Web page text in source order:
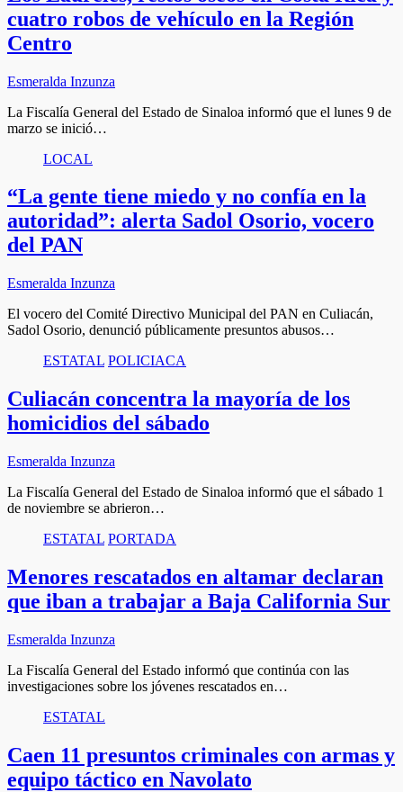
cuatro robos de vehículo en la Región
Centro
Esmeralda Inzunza
La Fiscalía General del Estado de Sinaloa informó que el lunes 9 de
marzo se inició…
LOCAL
“La gente tiene miedo y no confía en la
autoridad”: alerta Sadol Osorio, vocero
del PAN
Esmeralda Inzunza
El vocero del Comité Directivo Municipal del PAN en Culiacán,
Sadol Osorio, denunció públicamente presuntos abusos…
ESTATAL POLICIACA
Culiacán concentra la mayoría de los
homicidios del sábado
Esmeralda Inzunza
La Fiscalía General del Estado de Sinaloa informó que el sábado 1
de noviembre se abrieron…
ESTATAL PORTADA
Menores rescatados en altamar declaran
que iban a trabajar a Baja California Sur
Esmeralda Inzunza
La Fiscalía General del Estado informó que continúa con las
investigaciones sobre los jóvenes rescatados en…
ESTATAL
Caen 11 presuntos criminales con armas y
equipo táctico en Navolato